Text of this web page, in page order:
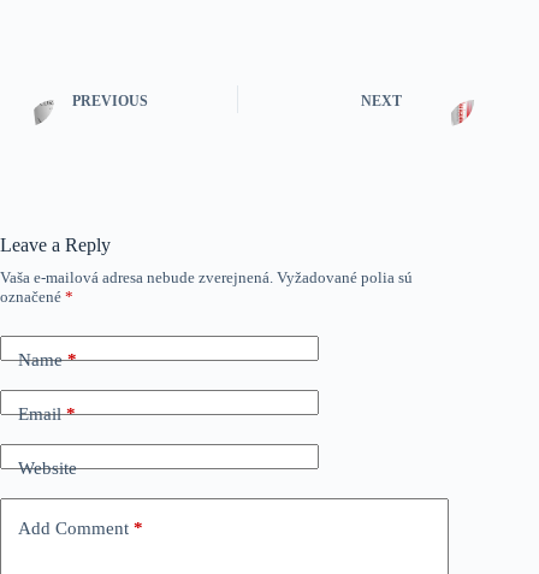
PREVIOUS NEXT
Leave a Reply
Vaša e-mailová adresa nebude zverejnená. Vyžadované polia sú
označené *
Name*
Email*
Website
Add Comment *